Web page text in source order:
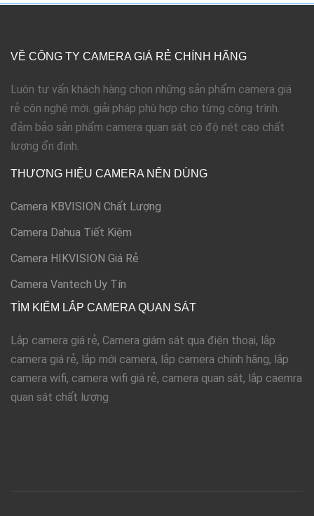
VỀ CÔNG TY CAMERA GIÁ RẺ CHÍNH HÃNG
Luôn tư vấn khách hàng chọn những sản phẩm camera giá
rẻ côn nghệ mới. giải pháp phù hợp cho từng công trình.
đảm bảo sản phẩm camera quan sát có độ nét cao chất
lượng ổn định.
THƯƠNG HIỆU CAMERA NÊN DÙNG
Camera KBVISION Chất Lượng
Camera Dahua Tiết Kiệm
Camera HIKVISION Giá Rẻ
Camera Vantech Uy Tín
TÌM KIẾM LẮP CAMERA QUAN SÁT
Lắp camera giá rẻ, Camera giám sát qua điện thoại, lắp
camera giá rẻ, lắp mới camera, lắp camera chính hãng, lắp
camera wifi, camera wifi giá rẻ, camera quan sát, lắp caemra
quan sát chất lượng